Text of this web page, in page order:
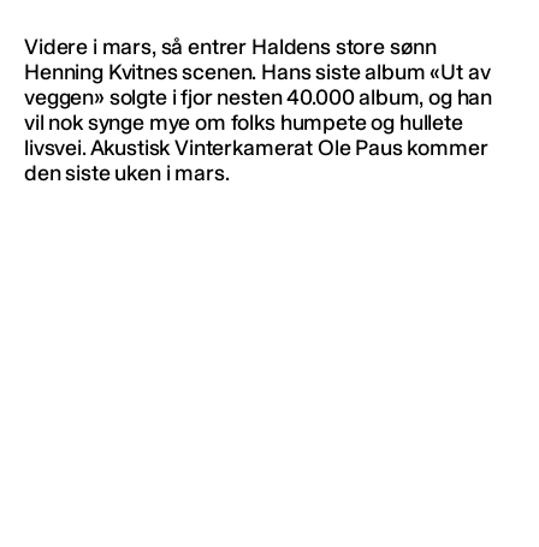
Videre i mars, så entrer Haldens store sønn
Henning Kvitnes scenen. Hans siste album «Ut av
veggen» solgte i fjor nesten 40.000 album, og han
vil nok synge mye om folks humpete og hullete
livsvei. Akustisk Vinterkamerat Ole Paus kommer
den siste uken i mars.